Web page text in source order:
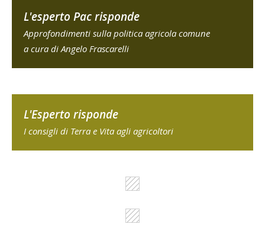
L'esperto Pac risponde
Approfondimenti sulla politica agricola comune
a cura di Angelo Frascarelli
L'Esperto risponde
I consigli di Terra e Vita agli agricoltori